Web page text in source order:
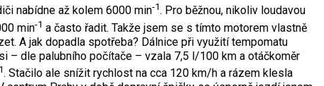
nabídne až kolem 6000 min-1. Pro běžnou, nikoliv loudavou
min-1 a často řadit. Takže jsem se s tímto motorem vlastně
A jak dopadla spotřeba? Dálnice při využití tempomatu
– dle palubního počítače – vzala 7,5 l/100 km a otáčkoměr
. Stačilo ale snížit rychlost na cca 120 km/h a rázem klesla